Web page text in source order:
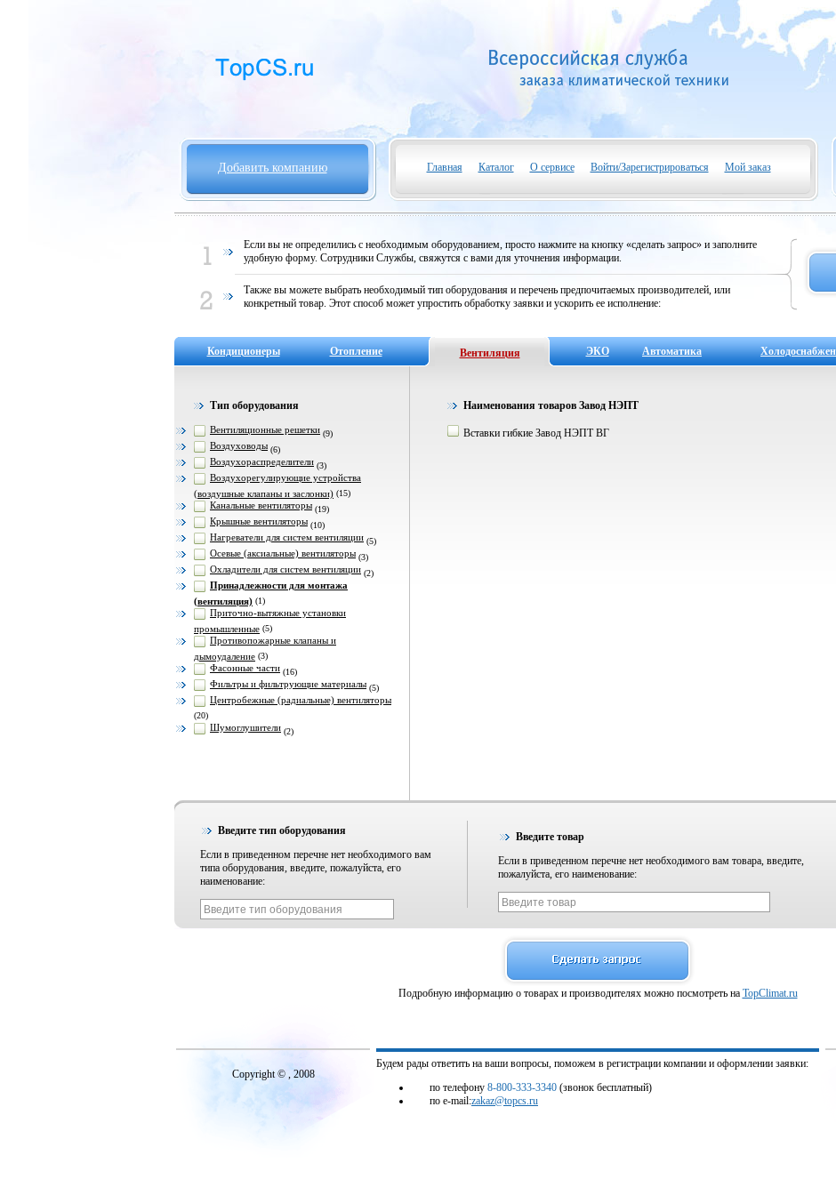
Добавить компанию Главная Каталог О сервисе Войти/Зарегистрироваться Мой заказ
Если вы не определились с необходимым оборудованием, просто нажмите на кнопку «сделать запрос» и заполните
удобную форму. Сотрудники Службы, свяжутся с вами для уточнения информации.
Также вы можете выбрать необходимый тип оборудования и перечень предпочитаемых производителей, или
конкретный товар. Этот способ может упростить обработку заявки и ускорить ее исполнение:
Кондиционеры Отопление Вентиляция ЭКО Автоматика
Тип оборудования
Вентиляционные решетки (9)
Воздуховоды (6)
Воздухораспределители (3)
Воздухорегулирующие устройства
(воздушные клапаны и заслонки) (15)
Канальные вентиляторы (19)
Крышные вентиляторы (10)
Нагреватели для систем вентиляции (5)
Осевые (аксиальные) вентиляторы (3)
Охладители для систем вентиляции (2)
Принадлежности для монтажа
(вентиляция) (1)
Приточно-вытяжные установки
промышленные (5)
Противопожарные клапаны и
дымоудаление (3)
Фасонные части (16)
Фильтры и фильтрующие материалы (5)
Центробежные (радиальные) вентиляторы
(20)
Шумоглушители (2)
Наименования товаров Завод НЭПТ
Вставки гибкие Завод НЭПТ ВГ
Введите тип оборудования
Если в приведенном перечне нет необходимого вам
типа оборудования, введите, пожалуйста, его
наименование:
Введите товар
Если в приведенном перечне нет необходимого вам товара, введите,
пожалуйста, его наименование:
Подробную информацию о товарах и производителях можно посмотреть на TopClimat.ru
Copyright © , 2008
Будем рады ответить на ваши вопросы, поможем в регистрации компании и оформлении заявки:
по телефону 8-800-333-3340 (звонок бесплатный)
по e-mail:zakaz@topcs.ru